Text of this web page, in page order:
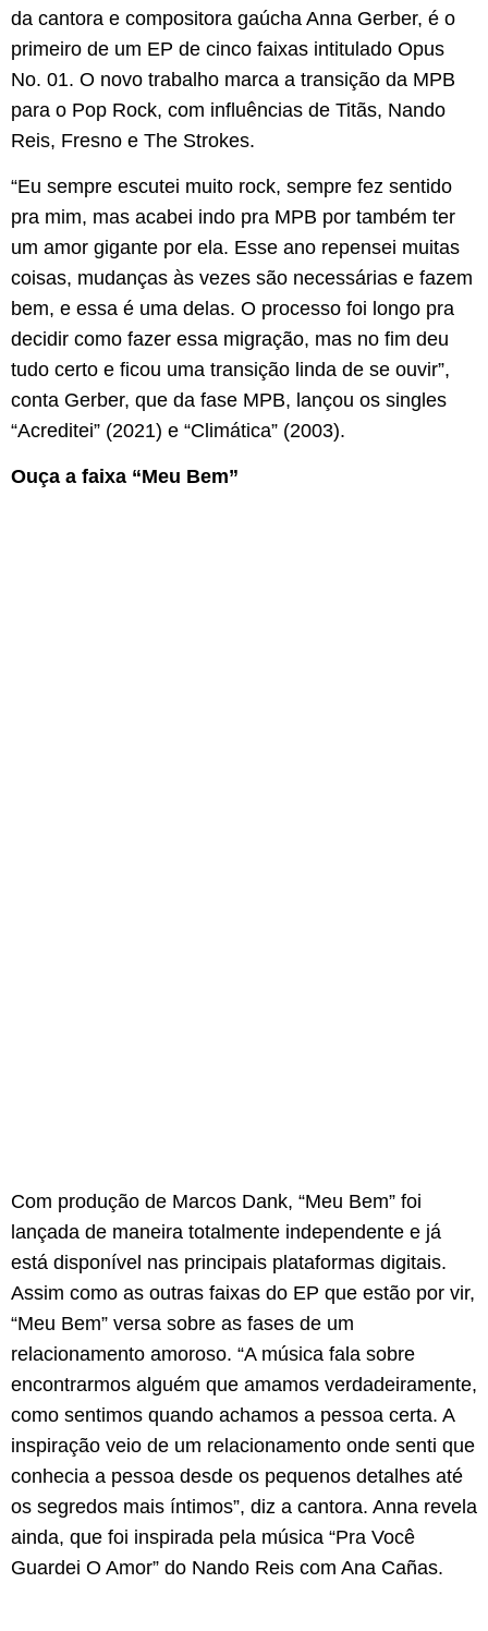
da cantora e compositora gaúcha Anna Gerber, é o
primeiro de um EP de cinco faixas intitulado Opus
No. 01. O novo trabalho marca a transição da MPB
para o Pop Rock, com influências de Titãs, Nando
Reis, Fresno e The Strokes.
“Eu sempre escutei muito rock, sempre fez sentido
pra mim, mas acabei indo pra MPB por também ter
um amor gigante por ela. Esse ano repensei muitas
coisas, mudanças às vezes são necessárias e fazem
bem, e essa é uma delas. O processo foi longo pra
decidir como fazer essa migração, mas no fim deu
tudo certo e ficou uma transição linda de se ouvir”,
conta Gerber, que da fase MPB, lançou os singles
“Acreditei” (2021) e “Climática” (2003).
Ouça a faixa “Meu Bem”
Com produção de Marcos Dank, “Meu Bem” foi
lançada de maneira totalmente independente e já
está disponível nas principais plataformas digitais.
Assim como as outras faixas do EP que estão por vir,
“Meu Bem” versa sobre as fases de um
relacionamento amoroso. “A música fala sobre
encontrarmos alguém que amamos verdadeiramente,
como sentimos quando achamos a pessoa certa. A
inspiração veio de um relacionamento onde senti que
conhecia a pessoa desde os pequenos detalhes até
os segredos mais íntimos”, diz a cantora. Anna revela
ainda, que foi inspirada pela música “Pra Você
Guardei O Amor” do Nando Reis com Ana Cañas.